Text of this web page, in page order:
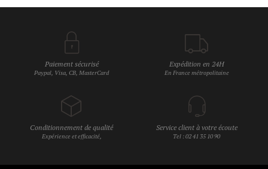
Paiement sécurisé
Paypal, Visa, CB, MasterCard
Expédition en 24H
En France métropolitaine
Conditionnement de qualité
Expérience et efficacité,
Service client à votre écoute
Tel : 02 41 35 10 90